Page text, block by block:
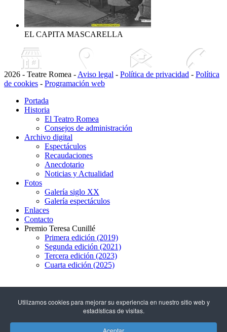
EL CAPITA MASCARELLA
2026 - Teatre Romea - Aviso legal - Política de privacidad - Política
de cookies - Programación web
Portada
Historia
El Teatro Romea
Consejos de administración
Archivo digital
Espectáculos
Recaudaciones
Anecdotario
Noticias y Actualidad
Fotos
Galería siglo XX
Galería espectáculos
Enlaces
Contacto
Premio Teresa Cunillé
Primera edición (2019)
Segunda edición (2021)
Tercera edición (2023)
Cuarta edición (2025)
(08001 - Barcelona)
Utilizamos cookies para mejorar su experiencia en nuestro sitio web y
estadísticas de visitas.
Aceptar